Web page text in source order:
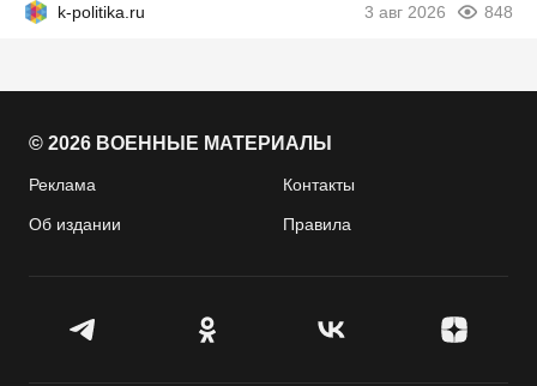
k-politika.ru 3 авг 2026 848
© 2026 ВОЕННЫЕ МАТЕРИАЛЫ
Реклама Контакты
Об издании Правила